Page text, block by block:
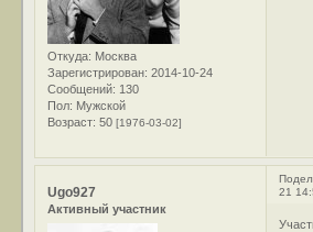
Откуда: Москва
Зарегистрирован: 2014-10-24
Сообщений: 130
Пол: Мужской
Возраст: 50[1976-03-02]
21
Ugo927
Активный участник